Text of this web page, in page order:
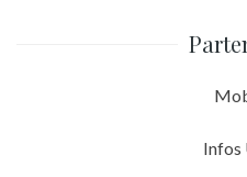
Infos